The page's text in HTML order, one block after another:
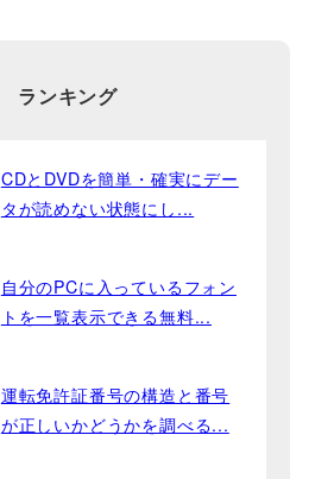
ランキング
CDとDVDを簡単・確実にデー
タが読めない状態にし...
自分のPCに入っているフォン
トを一覧表示できる無料...
運転免許証番号の構造と番号
が正しいかどうかを調べる...